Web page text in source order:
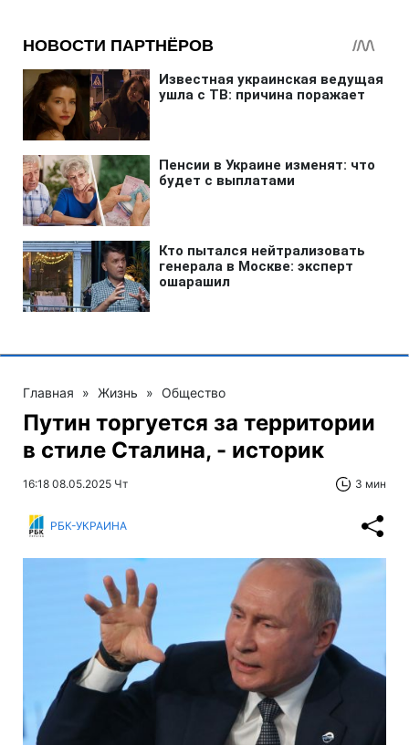
Главная » Жизнь » Общество
Путин торгуется за территории
в стиле Сталина, - историк
16:18 08.05.2025 Чт 3 мин
РБК-УКРАИНА